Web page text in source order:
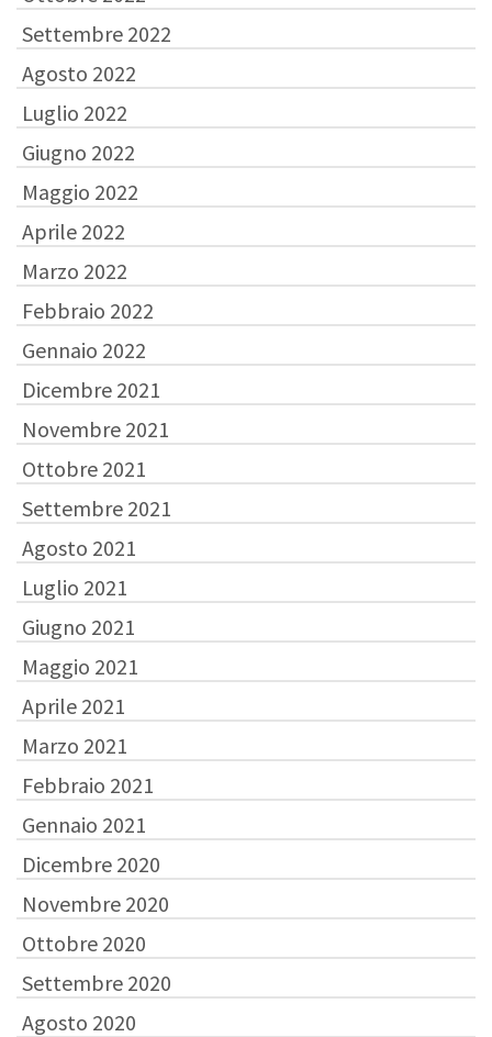
Settembre 2022
Agosto 2022
Luglio 2022
Giugno 2022
Maggio 2022
Aprile 2022
Marzo 2022
Febbraio 2022
Gennaio 2022
Dicembre 2021
Novembre 2021
Ottobre 2021
Settembre 2021
Agosto 2021
Luglio 2021
Giugno 2021
Maggio 2021
Aprile 2021
Marzo 2021
Febbraio 2021
Gennaio 2021
Dicembre 2020
Novembre 2020
Ottobre 2020
Settembre 2020
Agosto 2020